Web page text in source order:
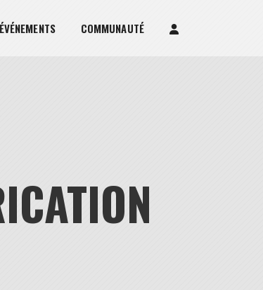
ÉVÉNEMENTS COMMUNAUTÉ